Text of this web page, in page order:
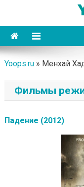
content
Yoops
Yoops.ru» Менхай
Фильмы
Падение (2012)